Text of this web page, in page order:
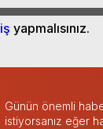
yapmalısınız.
Günün önemli
istiyorsanız eğer